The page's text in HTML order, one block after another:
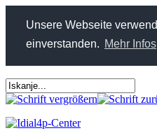
Unsere Webseite
einverstanden. Mehr Infos